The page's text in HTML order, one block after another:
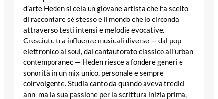
d’arte Heden si cela un giovane artista che ha scelto
di raccontare sé stesso e il mondo che lo circonda
attraverso testi intensi e melodie evocative.
Cresciuto tra influenze musicali diverse — dal pop
elettronico al soul, dal cantautorato classico all’urban
contemporaneo — Heden riesce a fondere generi e
sonorità in un mix unico, personale e sempre
coinvolgente. Studia canto da quando aveva tredici
anni ma la sua passione per la scrittura inizia prima,